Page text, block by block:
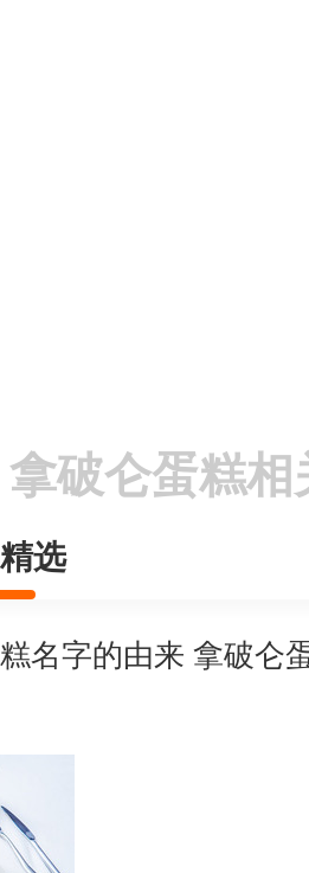
拿破仑蛋糕相
选
名字的由来 拿破仑